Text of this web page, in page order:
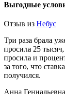
Выгодные
Отзыв из Небус
Три раза брала
просила 25
просила и
за того, что
получился.
Анна Геннадьевна